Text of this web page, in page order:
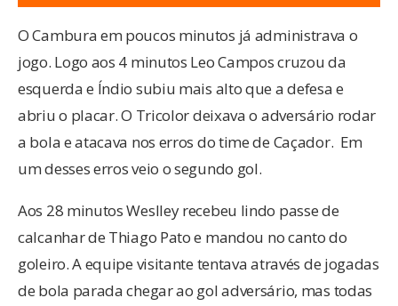
O Cambura em poucos minutos já administrava o
jogo. Logo aos 4 minutos Leo Campos cruzou da
esquerda e Índio subiu mais alto que a defesa e
abriu o placar. O Tricolor deixava o adversário rodar
a bola e atacava nos erros do time de Caçador. Em
um desses erros veio o segundo gol.
Aos 28 minutos Weslley recebeu lindo passe de
calcanhar de Thiago Pato e mandou no canto do
goleiro. A equipe visitante tentava através de jogadas
de bola parada chegar ao gol adversário, mas todas